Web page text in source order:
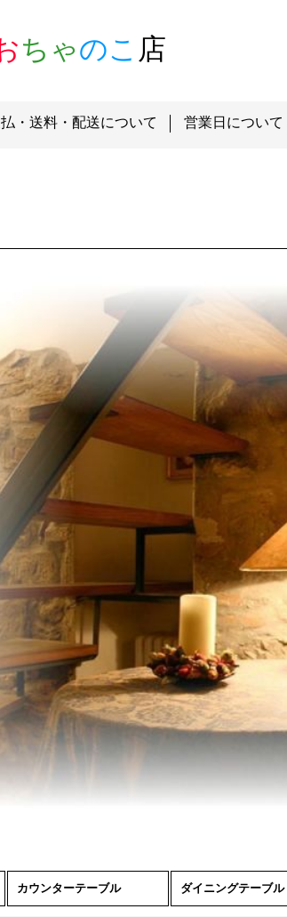
ちゃのこ 店
・送料・配送について 営業日について
カウンターテーブル ダイニングテーブル